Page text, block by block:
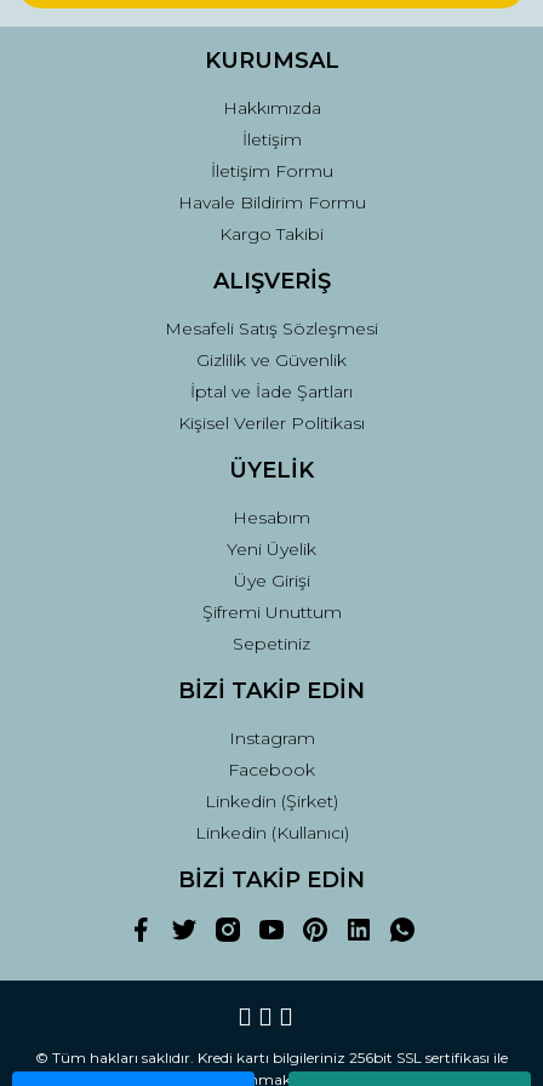
Ürün fiyatı diğer sitelerden daha pahalı.
Gönder
KURUMSAL
Hakkımızda
İletişim
İletişim Formu
Havale Bildirim Formu
Kargo Takibi
ALIŞVERİŞ
Mesafeli Satış Sözleşmesi
Gizlilik ve Güvenlik
İptal ve İade Şartları
Kişisel Veriler Politikası
ÜYELİK
Hesabım
Yeni Üyelik
Üye Girişi
Şifremi Unuttum
Sepetiniz
BİZİ TAKİP EDİN
Instagram
Facebook
Linkedin (Şirket)
Linkedin (Kullanıcı)
BİZİ TAKİP EDİN
© Tüm hakları saklıdır. Kredi kartı bilgileriniz 256bit SSL sertifikası ile
korunmaktadır.